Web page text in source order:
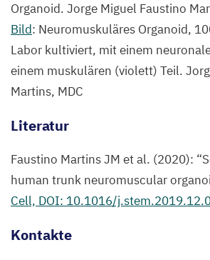
Organoid. Jorge Miguel Faustino
Bild: Neuromuskuläres Organoid,
Labor kultiviert, mit einem
einem muskulären (violett) Teil.
Martins, MDC
Literatur
Faustino MartinsJM et al. (2020): “
human trunk neuromuscular
Cell, DOI: 10.1016/j.stem.2019.12.
Kontakte